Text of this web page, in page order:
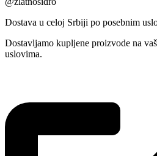
Dostava u celoj Srbiji po posebnim
Dostavljamo kupljene proizvode na
uslovima.